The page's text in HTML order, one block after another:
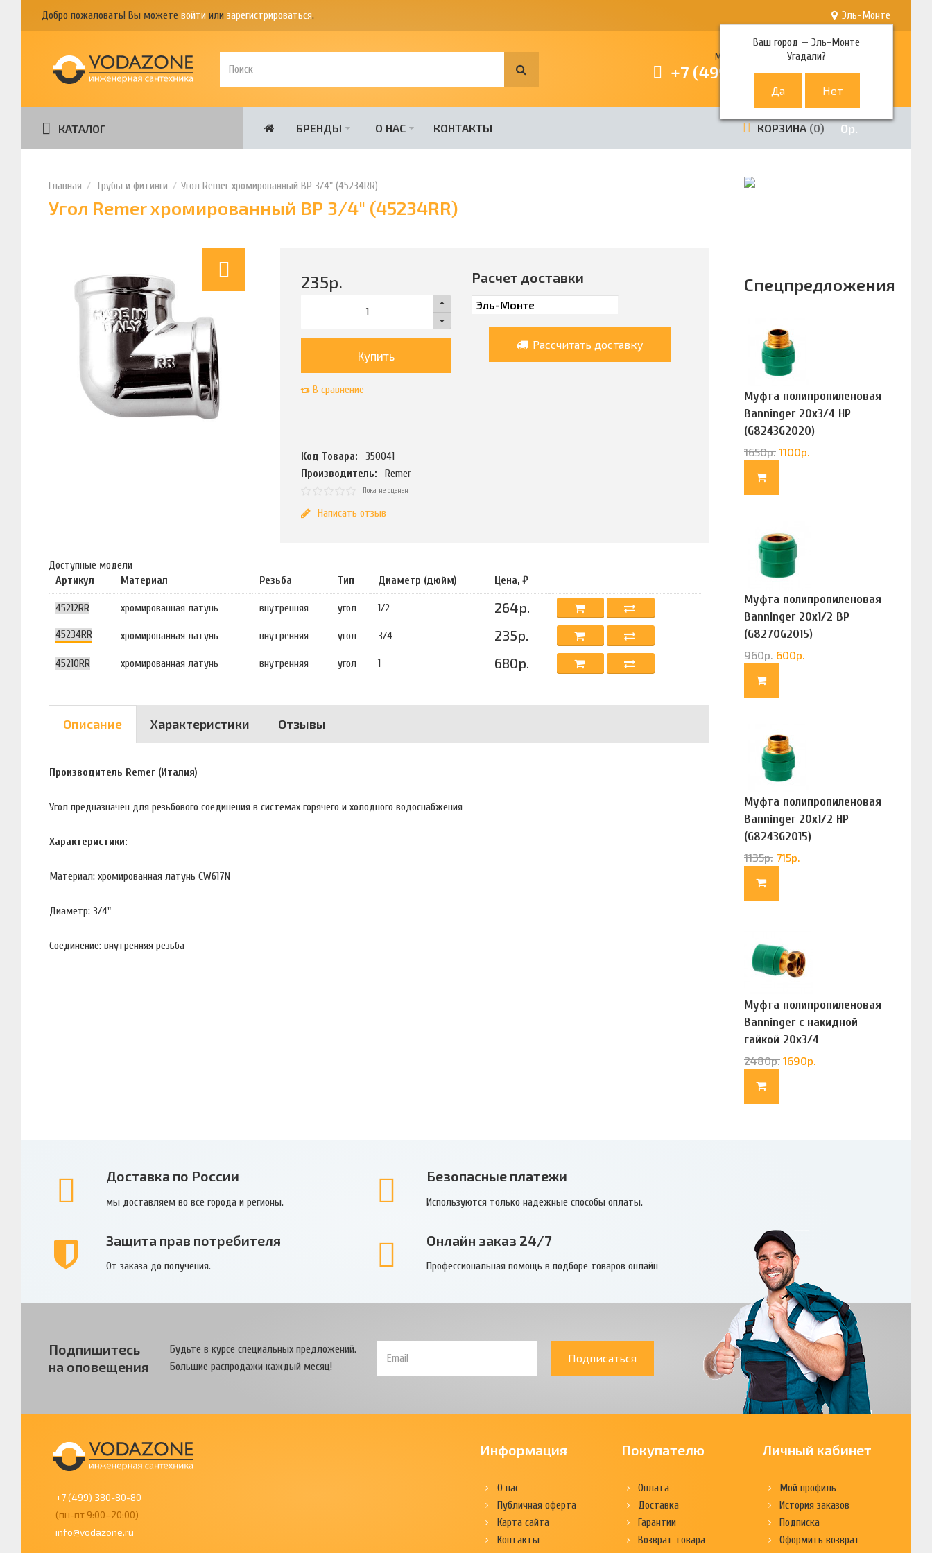
Добро пожаловать! Вы можете войти или зарегистрироваться. Эль-Монте
Ваш город —Эль-Монте
Угадали?
Многоканальный телефон
+7 (499) 380-80-80
КАТАЛОГ БРЕНДЫ О НАС КОНТАКТЫ КОРЗИНА 0 0р.
Трубы и фитинги Угол Remer хромированный ВР 3/4" (45234RR)
Угол Remer хромированный ВР 3/4" (45234RR)
235р.
Купить
В сравнение
Код Товара:
350041
Производитель:
Remer
Пока не оценен
Написать отзыв
Расчет доставки
Рассчитать доставку
Доступные модели
Артикул
Материал Резьба Тип Диаметр (дюйм) Цена, ₽
45212RR хромированная латунь внутренняя угол 1/2 264р.
45234RR хромированная латунь внутренняя угол 3/4 235р.
45210RR хромированная латунь внутренняя угол 1 680р.
Описание Характеристики Отзывы
Производитель Remer (Италия)
Угол предназначен для резьбового соединения в системах горячего и холодного водоснабжения
Характеристики:
Материал: хромированная латунь CW617N
Диаметр: 3/4"
Соединение: внутренняя резьба
Спецпредложения
Муфта полипропиленовая
Banninger 20х3/4 НР
(G8243G2020)
1650р. 1100р.
Муфта полипропиленовая
Banninger 20х1/2 ВР
(G8270G2015)
960р. 600р.
Муфта полипропиленовая
Banninger 20х1/2 НР
(G8243G2015)
1135р. 715р.
Муфта полипропиленовая
Banninger с накидной
гайкой 20х3/4
(G83322020)
2480р. 1690р.
Доставка по России
мы доставляем во все города и регионы.
Безопасные платежи
Используются только надежные способы оплаты.
Защита прав потребителя
От заказа до получения.
Онлайн заказ 24/7
Профессиональная помощь в подборе товаров онлайн
Подпишитесь
на оповещения
Будьте в курсе специальных предложений.
Большие распродажи каждый месяц!
Подписаться
+7 (499) 380-80-80
(пн-пт 9:00–20:00)
info@vodazone.ru
Информация
О нас
Публичная оферта
Карта сайта
Контакты
Покупателю
Оплата
Доставка
Гарантии
Возврат товара
Личный кабинет
Мой профиль
История заказов
Подписка
Оформить возврат